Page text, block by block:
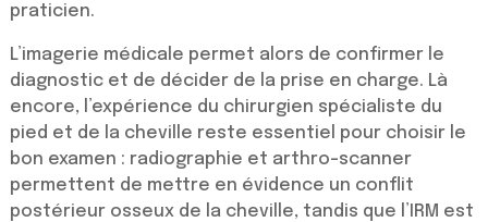
praticien.
L’imagerie médicale permet alors de confirmer le
diagnostic et de décider de la prise en charge. Là
encore, l’expérience du chirurgien spécialiste du
pied et de la cheville reste essentiel pour choisir le
bon examen : radiographie et arthro-scanner
permettent de mettre en évidence un conflit
postérieur osseux de la cheville, tandis que l’IRM est